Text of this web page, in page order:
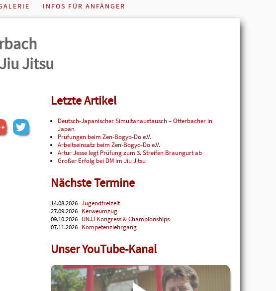
INFOS FÜR ANFÄNGER
Jitsu
Letzte Artikel
Deutsch-Japanischer Simultanaustausch – Otterbacher in
Japan
Prüfungen beim Zen-Bogyo-Do e.V.
Arbeitseinsatz beim Zen-Bogyo-Do e.V.
Artur Jesse legt Prüfung zum 3. Streifen Braungurt ab
Großer Erfolg bei DM im Jiu Jitsu
Nächste Termine
14.08.2026 Jugendfreizeit
27.09.2026 Kerweumzug
09.10.2026 UNJJ Kongress & Championships
07.11.2026 Kompetenzlehrgang
Unser YouTube-Kanal